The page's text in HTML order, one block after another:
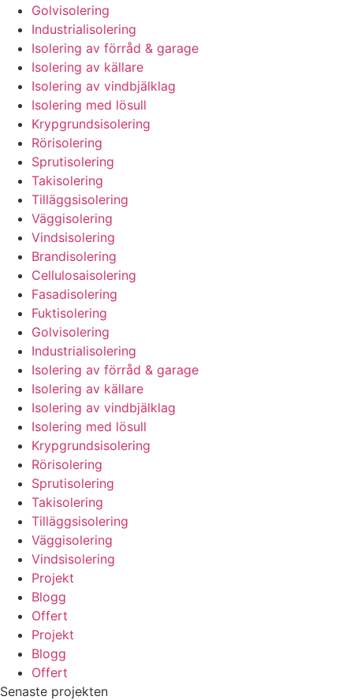
Golvisolering
Industrialisolering
Isolering av förråd & garage
Isolering av källare
Isolering av vindbjälklag
Isolering med lösull
Krypgrundsisolering
Rörisolering
Sprutisolering
Takisolering
Tilläggsisolering
Väggisolering
Vindsisolering
Brandisolering
Cellulosaisolering
Fasadisolering
Fuktisolering
Golvisolering
Industrialisolering
Isolering av förråd & garage
Isolering av källare
Isolering av vindbjälklag
Isolering med lösull
Krypgrundsisolering
Rörisolering
Sprutisolering
Takisolering
Tilläggsisolering
Väggisolering
Vindsisolering
Projekt
Blogg
Offert
Projekt
Blogg
Offert
Senaste projekten